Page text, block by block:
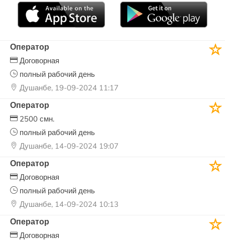
Оператор
Договорная
полный рабочий день
Душанбе, 19-09-2024 11:17
Оператор
2500 смн.
полный рабочий день
Душанбе, 14-09-2024 19:07
Оператор
Договорная
полный рабочий день
Душанбе, 14-09-2024 10:13
Оператор
Договорная